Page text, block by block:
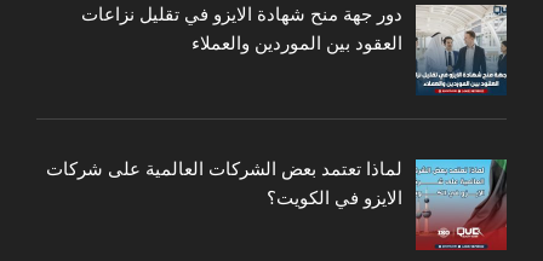
دور جهة منح شهادة الايزو في تقليل نزاعات
العقود بين الموردين والعملاء
لماذا تعتمد بعض الشركات العالمية على شركات
الايزو في الكويت؟